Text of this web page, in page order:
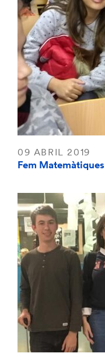
09 ABRIL 2019
Fem Matemàtiques